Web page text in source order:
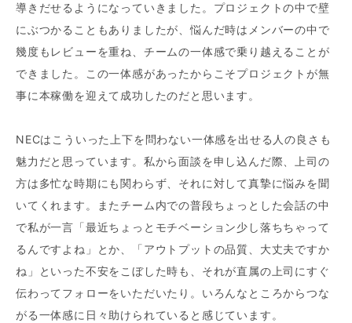
導きだせるようになっていきました。プロジェクトの中で壁
にぶつかることもありましたが、悩んだ時はメンバーの中で
幾度もレビューを重ね、チームの一体感で乗り越えることが
できました。この一体感があったからこそプロジェクトが無
事に本稼働を迎えて成功したのだと思います。
NECはこういった上下を問わない一体感を出せる人の良さも
魅力だと思っています。私から面談を申し込んだ際、上司の
方は多忙な時期にも関わらず、それに対して真摯に悩みを聞
いてくれます。またチーム内での普段ちょっとした会話の中
で私が一言「最近ちょっとモチベーション少し落ちちゃって
るんですよね」とか、「アウトプットの品質、大丈夫ですか
ね」といった不安をこぼした時も、それが直属の上司にすぐ
伝わってフォローをいただいたり。いろんなところからつな
がる一体感に日々助けられていると感じています。